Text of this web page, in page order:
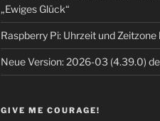
„Ewiges Glück“
Raspberry Pi: Uhrzeit und
Neue Version: 2026-03 (4.39.0)
GIVE ME COURAGE!